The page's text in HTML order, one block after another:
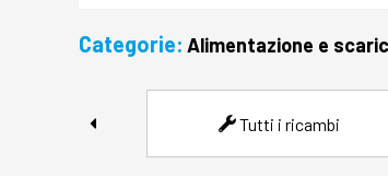
Categorie: Alimentazione e
Tutti i ricambi